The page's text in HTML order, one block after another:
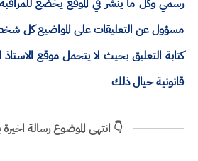
مسؤول عن التعليقات على المواضيع
كتابة التعليق بحيث لا يتحمل موقع
قانونية حيال ذلك
👇 انتهى الموضوع رسالة